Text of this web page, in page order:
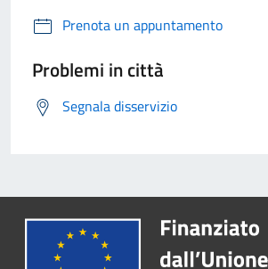
Prenota un appuntamento
Problemi in città
Segnala disservizio